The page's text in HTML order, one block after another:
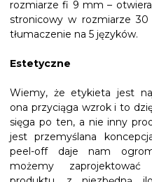
rozmiarze fi 9 mm –
stronicowy w rozmiarze
tłumaczenie na 5 języków.
Estetyczne
Wiemy, że etykieta jest
ona przyciąga wzrok i to
sięga po ten, a nie inny
jest przemyślana
peel-off daje nam
możemy